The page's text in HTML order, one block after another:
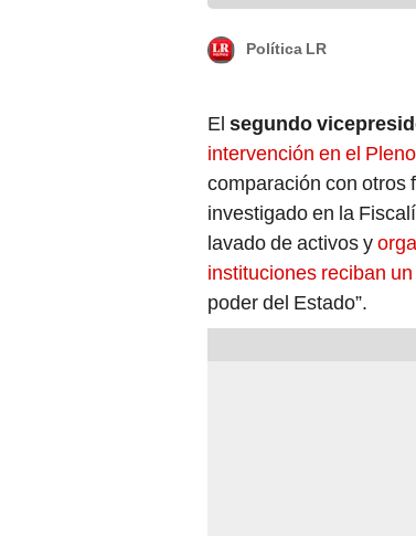
Política LR
El segundo
intervención en el
comparación con otros
investigado en la
lavado de activos y
instituciones reciban
poder del Estado”.